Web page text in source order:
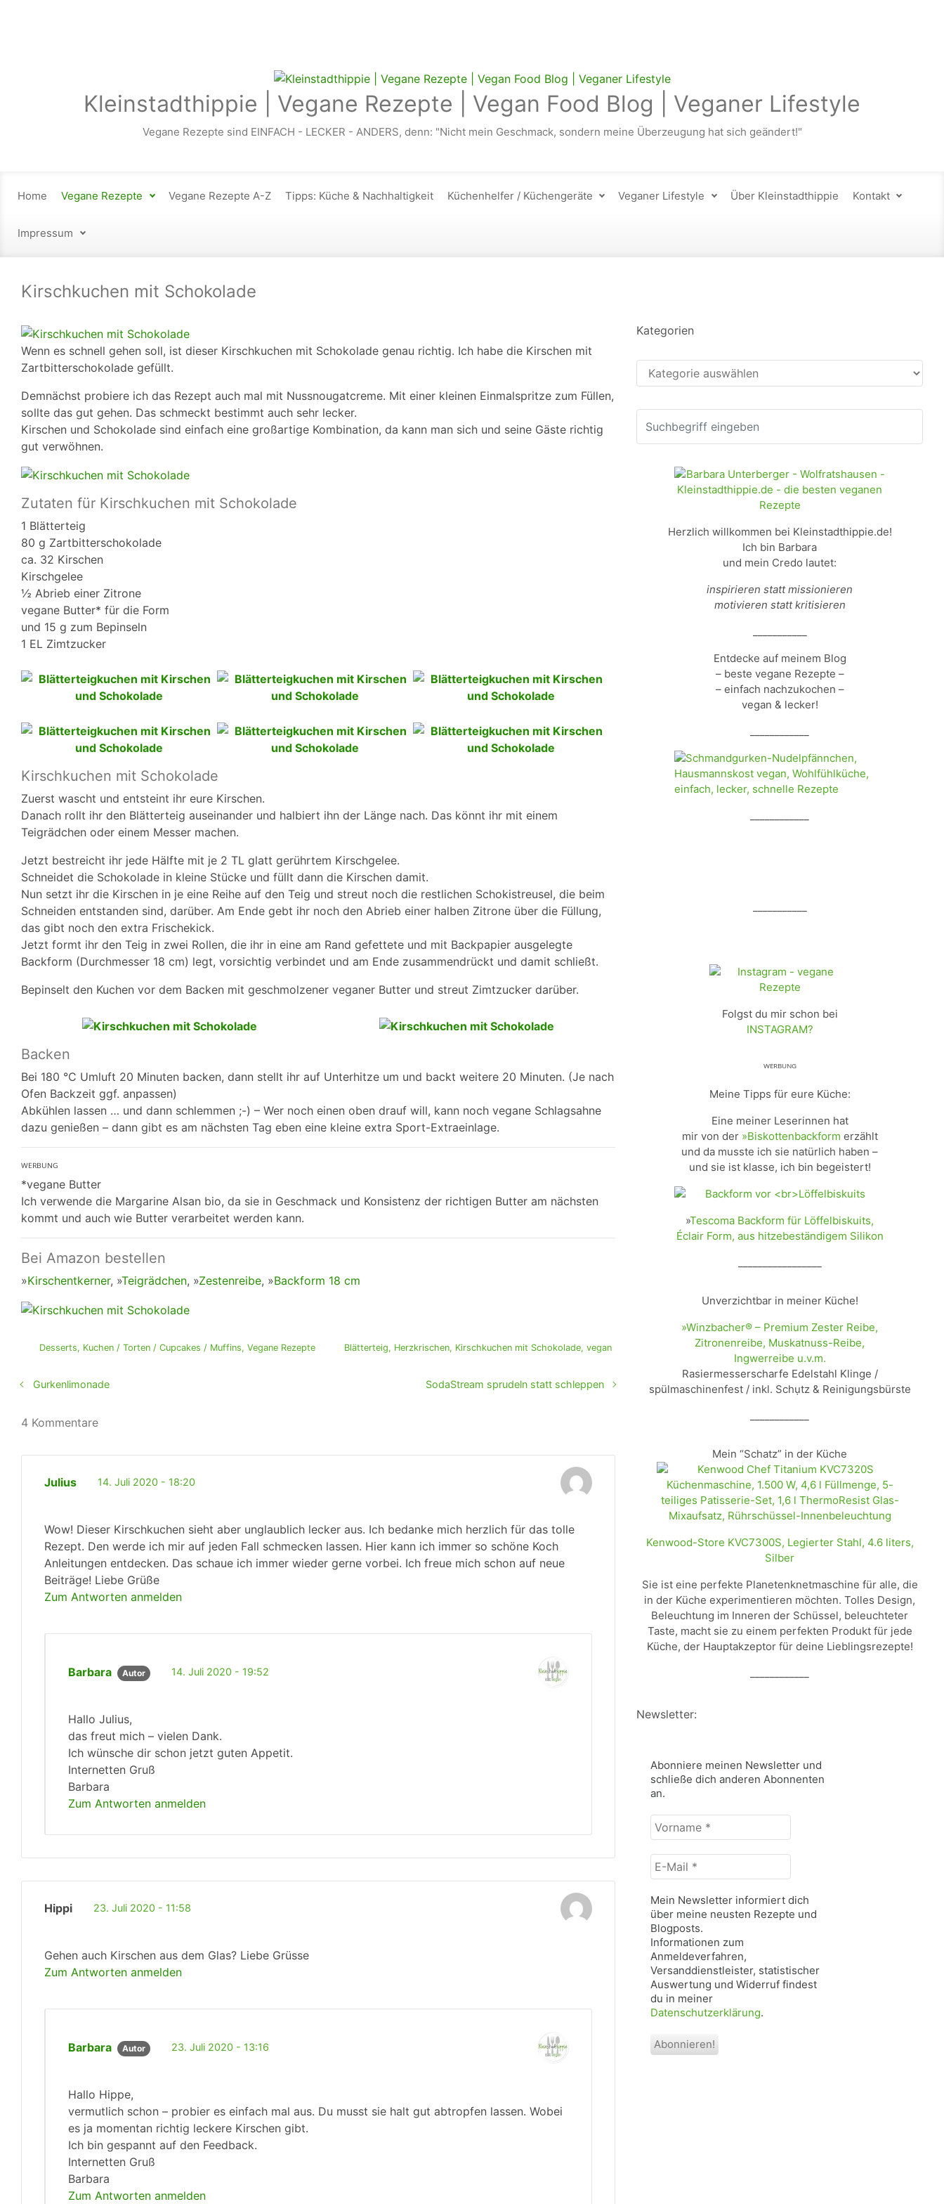
Kleinstadthippie | Vegane Rezepte | Vegan Food Blog | Veganer Lifestyle
Vegane Rezepte sind EINFACH - LECKER - ANDERS, denn: "Nicht mein Geschmack, sondern meine Überzeugung hat sich geändert!"
Home Vegane Rezepte Vegane Rezepte A-Z Tipps: Küche & Nachhaltigkeit Küchenhelfer / Küchengeräte Veganer Lifestyle Über Kleinstadthippie Kontakt
Impressum
Kirschkuchen mit Schokolade
Wenn es schnell gehen soll, ist dieser Kirschkuchen mit Schokolade genau richtig. Ich habe die Kirschen mit
Zartbitterschokolade gefüllt.
Demnächst probiere ich das Rezept auch mal mit Nussnougatcreme. Mit einer kleinen Einmalspritze zum Füllen,
sollte das gut gehen. Das schmeckt bestimmt auch sehr lecker.
Kirschen und Schokolade sind einfach eine großartige Kombination, da kann man sich und seine Gäste richtig
gut verwöhnen.
Zutaten für Kirschkuchen mit Schokolade
1 Blätterteig
80 g Zartbitterschokolade
ca. 32 Kirschen
Kirschgelee
½ Abrieb einer Zitrone
vegane Butter* für die Form
und 15 g zum Bepinseln
1 EL Zimtzucker
Kirschkuchen mit Schokolade
Zuerst wascht und entsteint ihr eure Kirschen.
Danach rollt ihr den Blätterteig auseinander und halbiert ihn der Länge nach. Das könnt ihr mit einem
Teigrädchen oder einem Messer machen.
Jetzt bestreicht ihr jede Hälfte mit je 2 TL glatt gerührtem Kirschgelee.
Schneidet die Schokolade in kleine Stücke und füllt dann die Kirschen damit.
Nun setzt ihr die Kirschen in je eine Reihe auf den Teig und streut noch die restlichen Schokistreusel, die beim
Schneiden entstanden sind, darüber. Am Ende gebt ihr noch den Abrieb einer halben Zitrone über die Füllung,
das gibt noch den extra Frischekick.
Jetzt formt ihr den Teig in zwei Rollen, die ihr in eine am Rand gefettete und mit Backpapier ausgelegte
Backform (Durchmesser 18 cm) legt, vorsichtig verbindet und am Ende zusammendrückt und damit schließt.
Bepinselt den Kuchen vor dem Backen mit geschmolzener veganer Butter und streut Zimtzucker darüber.
Backen
Bei 180 °C Umluft 20 Minuten backen, dann stellt ihr auf Unterhitze um und backt weitere 20 Minuten. (Je nach
Ofen Backzeit ggf. anpassen)
Abkühlen lassen … und dann schlemmen ;-) – Wer noch einen oben drauf will, kann noch vegane Schlagsahne
dazu genießen – dann gibt es am nächsten Tag eben eine kleine extra Sport-Extraeinlage.
ᵂᴱᴿᴮᵁᴺᴳ
*vegane Butter
Ich verwende die Margarine Alsan bio, da sie in Geschmack und Konsistenz der richtigen Butter am nächsten
kommt und auch wie Butter verarbeitet werden kann.
Bei Amazon bestellen
»Kirschentkerner, »Teigrädchen, »Zestenreibe, »Backform 18 cm
Desserts, Kuchen / Torten / Cupcakes / Muffins, Vegane Rezepte Blätterteig, Herzkrischen, Kirschkuchen mit Schokolade,vegan
Gurkenlimonade SodaStream sprudeln statt schleppen
4 Kommentare
Julius 14. Juli 2020 - 18:20
Wow! Dieser Kirschkuchen sieht aber unglaublich lecker aus. Ich bedanke mich herzlich für das tolle
Rezept. Den werde ich mir auf jeden Fall schmecken lassen. Hier kann ich immer so schöne Koch
Anleitungen entdecken. Das schaue ich immer wieder gerne vorbei. Ich freue mich schon auf neue
Beiträge! Liebe Grüße
Zum Antworten anmelden
Barbara Autor 14. Juli 2020 - 19:52
Hallo Julius,
das freut mich – vielen Dank.
Ich wünsche dir schon jetzt guten Appetit.
Internetten Gruß
Barbara
Zum Antworten anmelden
Hippi 23. Juli 2020 - 11:58
Gehen auch Kirschen aus dem Glas? Liebe Grüsse
Zum Antworten anmelden
Barbara Autor 23. Juli 2020 - 13:16
Hallo Hippe,
vermutlich schon – probier es einfach mal aus. Du musst sie halt gut abtropfen lassen. Wobei
es ja momentan richtig leckere Kirschen gibt.
Ich bin gespannt auf den Feedback.
Internetten Gruß
Barbara
Zum Antworten anmelden
Kategorien
Kategorien
Herzlich willkommen bei Kleinstadthippie.de!
Ich bin Barbara
und mein Credo lautet:
inspirieren statt missionieren
motivieren statt kritisieren
Entdecke auf meinem Blog
– beste vegane Rezepte –
– einfach nachzukochen –
vegan & lecker!
Folgst du mir schon bei
INSTAGRAM?
ᵂᴱᴿᴮᵁᴺᴳ
Meine Tipps für eure Küche:
Eine meiner Leserinnen hat
mir von der »Biskottenbackform erzählt
und da musste ich sie natürlich haben –
und sie ist klasse, ich bin begeistert!
»Tescoma Backform für Löffelbiskuits,
Éclair Form, aus hitzebeständigem Silikon
Unverzichtbar in meiner Küche!
»Winzbacher® – Premium Zester Reibe,
Zitronenreibe, Muskatnuss-Reibe,
Ingwerreibe u.v.m.
Rasiermesserscharfe Edelstahl Klinge /
spülmaschinenfest / inkl. Schụtz & Reinigungsbürste
Mein “Schatz” in der Küche
Kenwood-Store KVC7300S, Legierter Stahl, 4.6 liters,
Silber
Sie ist eine perfekte Planetenknetmaschine für alle, die
in der Küche experimentieren möchten. Tolles Design,
Beleuchtung im Inneren der Schüssel, beleuchteter
Taste, macht sie zu einem perfekten Produkt für jede
Küche, der Hauptakzeptor für deine Lieblingsrezepte!
Newsletter:
Abonniere meinen Newsletter und
schließe dich anderen Abonnenten
an.
Vorname
E-
Mail
Mein Newsletter informiert dich
über meine neusten Rezepte und
Blogposts.
Informationen zum
Anmeldeverfahren,
Versanddienstleister, statistischer
Auswertung und Widerruf findest
du in meiner
Datenschutzerklärung.